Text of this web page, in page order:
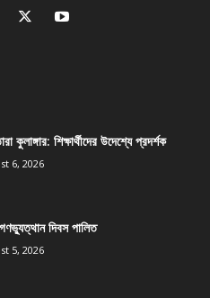
কুলাঙ্গার: শিক্ষার্থীদের উদেশ্যে প্রদর্শক
6, 2026
দিবস পালিত
5, 2026